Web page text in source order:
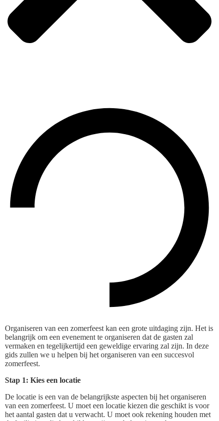
Organiseren van een zomerfeest kan een grote uitdaging zijn. Het is
belangrijk om een evenement te organiseren dat de gasten zal
vermaken en tegelijkertijd een geweldige ervaring zal zijn. In deze
gids zullen we u helpen bij het organiseren van een succesvol
zomerfeest.
Stap 1: Kies een locatie
De locatie is een van de belangrijkste aspecten bij het organiseren
van een zomerfeest. U moet een locatie kiezen die geschikt is voor
het aantal gasten dat u verwacht. U moet ook rekening houden met